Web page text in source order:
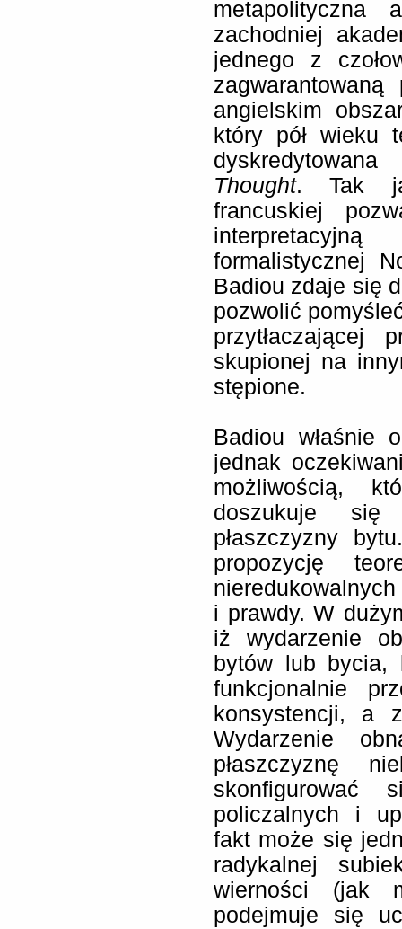
metapolityczna
zachodniej
jednego z
angielskim
który pół wieku
Thought. Tak
francuskiej
formalistycznej
Badiou zdaje się
pozwolić
przytłaczającej
skupionej na
stępione.
Badiou właśnie
jednak
możliwością,
doszukuje się
płaszczyzny
propozycję
i prawdy. W
iż wydarzenie
bytów lub bycia,
funkcjonalnie
konsystencji, a
Wydarzenie
płaszczyznę
policzalnych i
fakt może się
radykalnej
wierności (jak
podejmuje się